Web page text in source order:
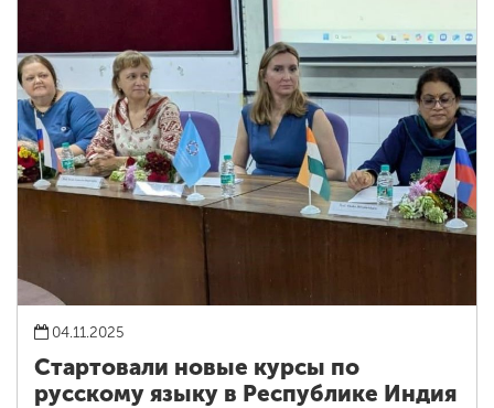
04.11.2025
Стартовали новые курсы по
русскому языку в Республике Индия